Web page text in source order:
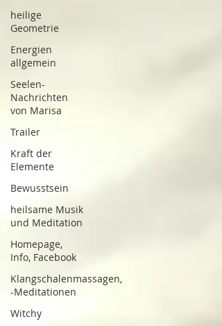
heilige
Geometrie
Energien
allgemein
Seelen-
Nachrichten
von Marisa
Trailer
Kraft der
Elemente
Bewusstsein
heilsame Musik
und Meditation
Homepage,
Info, Facebook
Klangschalenmassagen,
-Meditationen
Witchy